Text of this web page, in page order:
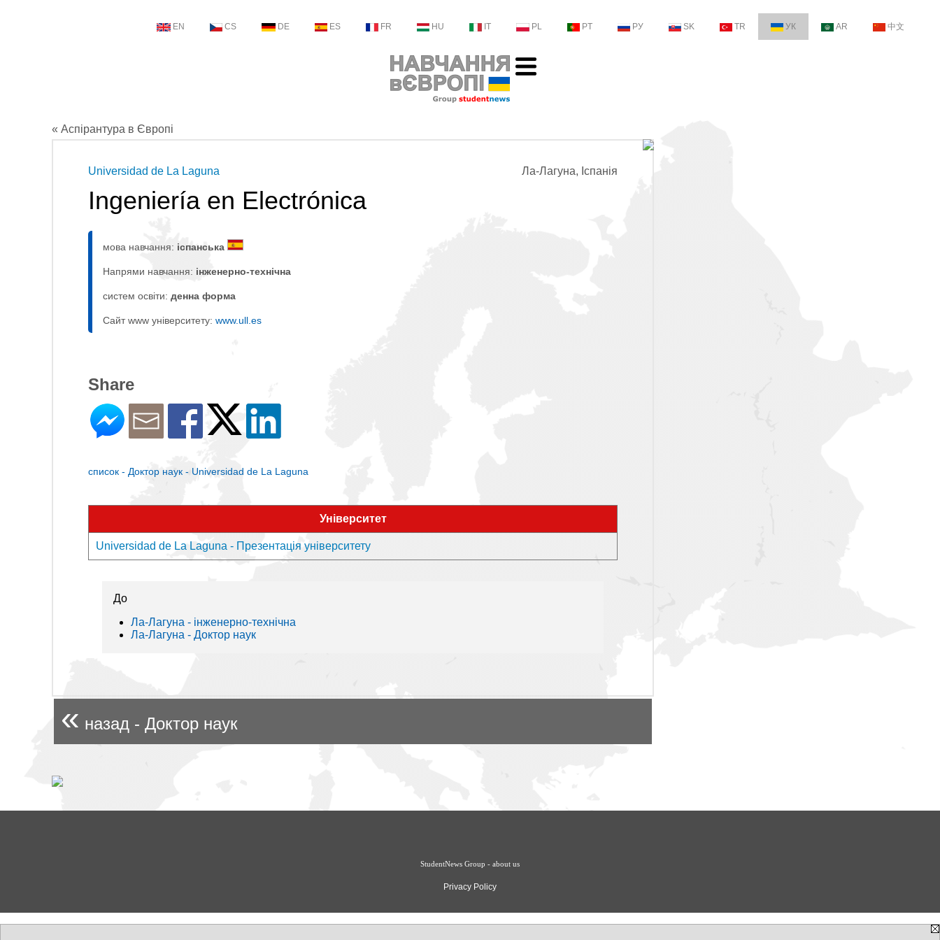
EN CS DE ES FR HU IT PL PT РУ SK TR УК AR 中文
« Аспірантура в Європі
Ла-Лагуна, Іспанія
Universidad de La Laguna
Ingeniería en Electrónica
мова навчання: іспанська
Напрями навчання: інженерно-технічна
систем освіти: денна форма
Сайт www університету: www.ull.es
Share
список - Доктор наук - Universidad de La Laguna
Університет
Universidad de La Laguna - Презентація університету
До
Ла-Лагуна - інженерно-технічна
Ла-Лагуна - Доктор наук
« назад - Доктор наук
StudentNews Group - about us
Privacy Policy